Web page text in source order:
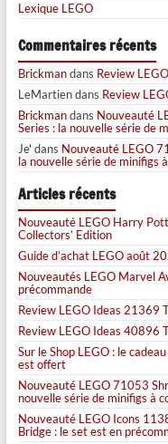
Lexique LEGO
Commentaires récents
Brickmandans Review
LeMartiendans Review
Brickmandans Nouveauté
Series : la nouvelle série de
Je' dans Nouveauté LEGO
la nouvelle série de minifigs
Articles récents
Nouveauté LEGO Harry
Collectors’ Edition
Guide d’achat LEGO août
Nouveautés LEGO Marvel
précommande
Review LEGO Ideas 21369
Review LEGO Ideas 40896
Sur le Shop LEGO : le
est offert
Nouveauté LEGO 71053
nouvelle série de minifigs à
Nouveauté LEGO Icons
Bridge : le set est en